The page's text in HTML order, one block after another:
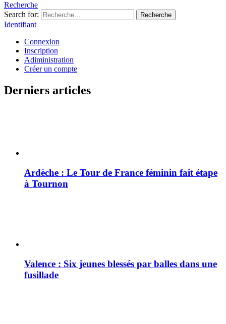
Recherche
Search for:
Recherche
Identifiant
Connexion
Inscription
Adiministration
Créer un compte
Derniers articles
Ardèche : Le Tour de France féminin fait étape
à Tournon
Valence : Six jeunes blessés par balles dans une
fusillade